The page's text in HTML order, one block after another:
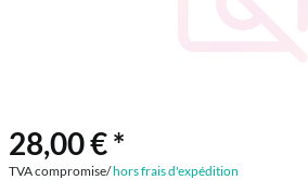
28,00 € *
TVA compromise/hors frais d'expédition